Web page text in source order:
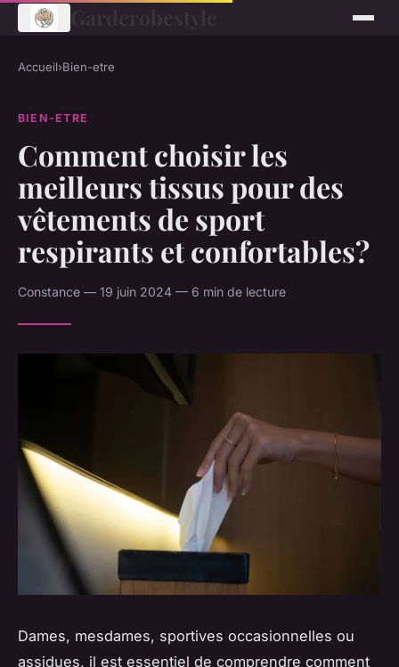
Accueil›Bien-etre
BIEN-ETRE
Comment choisir les
meilleurs tissus pour des
vêtements de sport
respirants et confortables?
Constance — 19 juin 2024 — 6 min de lecture
Dames, mesdames, sportives occasionnelles ou
assidues, il est essentiel de comprendre comment